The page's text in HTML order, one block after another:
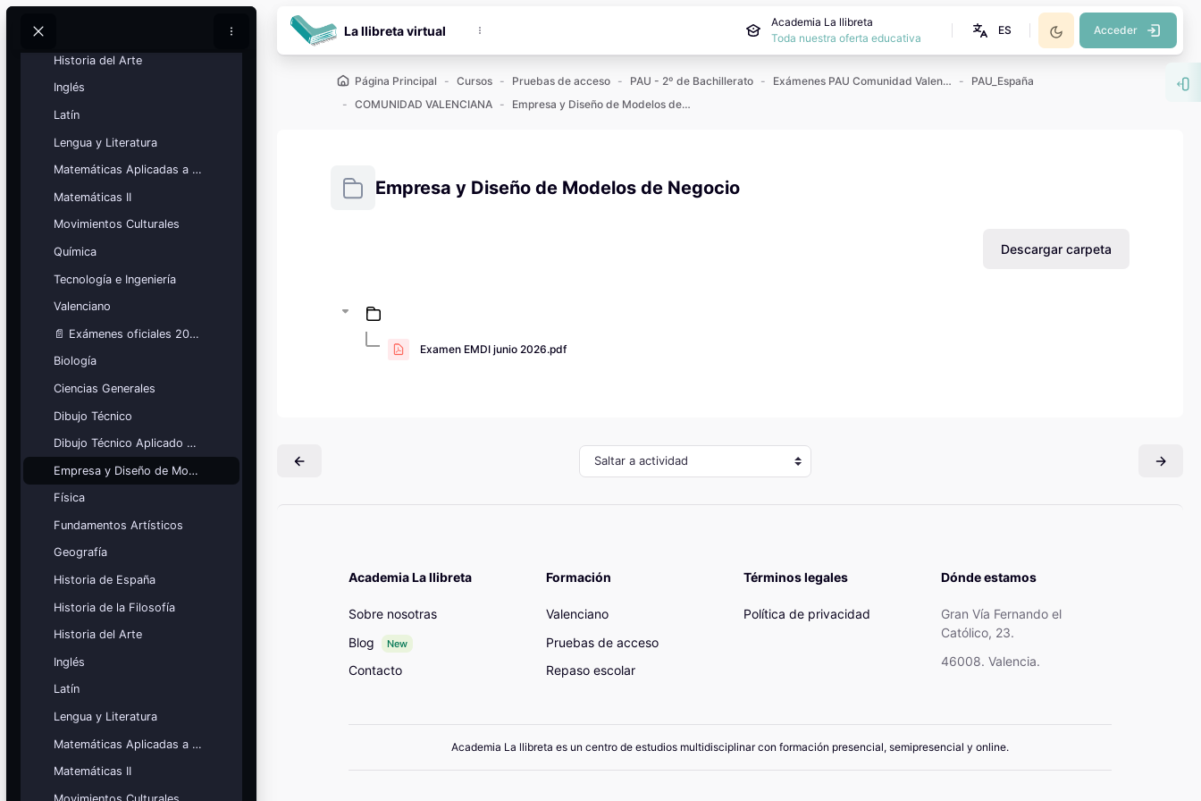
Buscar
BloquesCalendario
académico
Festivos, vacaciones y fechas
Ver calendario
Mis cursos
¡Nos GUSTA lo que hacemos y se
NOTA!
Bloques
Historia de España
Historia del Arte
Inglés
Latín
Lengua y Literatura
Matemáticas Aplicadas a las Ciencias Sociales
Matemáticas II
Movimientos Culturales
Química
Tecnología e Ingeniería
Valenciano
📄 Exámenes oficiales 2026
Biología
Ciencias Generales
Dibujo Técnico
Dibujo Técnico Aplicado a las Artes
Empresa y Diseño de Modelos de Negocio
Física
Fundamentos Artísticos
Geografía
Historia de España
Historia de la Filosofía
Historia del Arte
Inglés
Latín
Lengua y Literatura
Matemáticas Aplicadas a las Ciencias Sociales
Matemáticas II
La llibreta virtual
Academia La llibreta
Toda nuestra oferta educativa
ES Acceder
Página Principal Cursos Pruebas de acceso PAU - 2º de Bachillerato Exámenes PAU Comunidad Valenciana
PAU_España
COMUNIDAD VALENCIANA
Empresa y Diseño de Modelos de Negocio
Empresa y Diseño de Modelos de Negocio
Descargar carpeta
Examen EMDI junio 2026.pdf
Saltar a actividad
Academia La llibreta
Sobre nosotras
Blog
New
Contacto
Formación
Valenciano
Pruebas de acceso
Repaso escolar
Términos legales
Política de privacidad
Dónde estamos
Gran Vía Fernando el
Católico, 23.
46008. Valencia.
Academia La llibreta es un centro de estudios multidisciplinar con formación presencial, semipresencial y online.